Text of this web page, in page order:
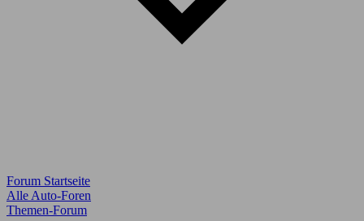
Forum Startseite
Alle Auto-Foren
Themen-Forum